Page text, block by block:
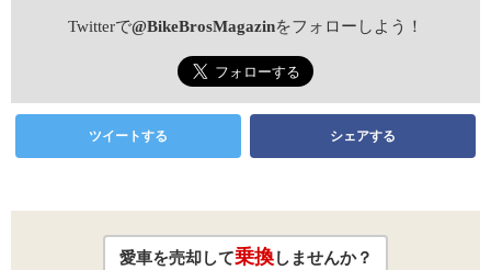
Twitterで@BikeBrosMagazinをフォローしよう！
ツイートする シェアする
愛車を売却して乗換しませんか？